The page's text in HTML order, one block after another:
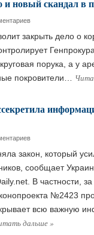
новый скандал в
закрыть дело о
порука, а у
покровители…
закон, который
сообщает
В частности,
№2423
всю важную
дальше»